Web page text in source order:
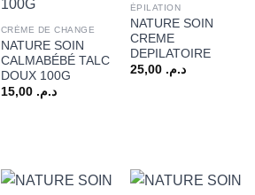
CRÉME DE CHANGE
NATURE SOIN
CALMABÉBÉ TALC
DOUX 100G
د.م. 15,00
ÉPILATION
NATURE SOIN
CREME
DEPILATOIRE
د.م. 25,00